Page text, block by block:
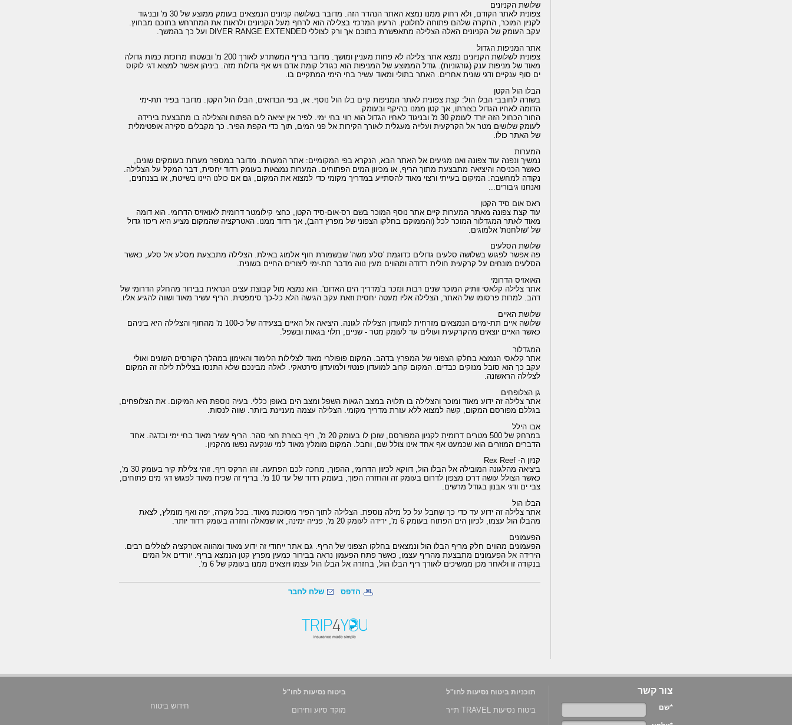
שלושת הקניונים
צפונית לאתר הקודם, ולא רחוק ממנו נמצא האתר הנהדר הזה. מדובר בשלושה קניונים הנמצאים בעומק ממוצע של 30 מ' ובניגוד
לקניון המוכר, התקרה שלהם פתוחה לחלוטין. הרעיון המרכזי בצלילה הוא לרחף מעל הקניונים ולראות את המתרחש בתוכם מבחוץ.
עקב העומק של הקניונים האלה הצלילה מתאפשרת בתוכם אך ורק לצוללי DIVER RANGE EXTENDED ועל כך בהמשך.
אתר המניפות הגדול
צפונית לשלושת הקניונים נמצא אתר צלילה לא פחות מעניין ומושך. מדובר בריף המשתרע לאורך 200 מ' ובשטחו מרוכזת כמות גדולה
מאוד של מניפות ענק (גורגוניות). גודל הממוצע של המניפות הוא כגודל קומת אדם ויש אף גדולות מזה. ביניהן אפשר למצוא דגי לוקוס
ים סוף ענקיים ודגי שונית אחרים. האתר בתולי ומאוד עשיר בחי הימי המתקיים בו.
הבלו הול הקטן
בשורה לחובבי הבלו הול: קצת צפונית לאתר המניפות קיים בלו הול נוסף. או, בפי הבדואים, הבלו הול הקטן. מדובר בפיר תת-ימי
הדומה לאחיו הגדול בצורתו, אך קטן ממנו בהיקף ובעומק.
החור הכחול הזה יורד לעומק 30 מ' ובניגוד לאחיו הגדול הוא רווי בחי ימי. לפיר אין יציאה לים הפתוח והצלילה בו מתבצעת בירידה
לעומק שלושים מטר אל הקרקעית ועלייה מעגלית לאורך הקירות אל פני המים, תוך כדי הקפת הפיר. כך מקבלים סקירה אופטימלית
של האתר כולו.
המערות
נמשיך ונפנה עוד צפונה ואנו מגיעים אל האתר הבא, הנקרא בפי המקומיים: אתר המערות. מדובר במספר מערות בעומקים שונים,
כאשר הכניסה והיציאה מתבצעת מתוך הריף, או מכיוון המים הפתוחים. המערות נמצאות בעומק רדוד יחסית, דבר המקל על הצלילה.
נקודה למחשבה: המיקום בעייתי ורצוי מאוד להסתייע במדריך מקומי כדי למצוא את המקום, גם אם כולנו היינו בשייטת, או בצנחנים,
ואנחנו גיבורים...
ראס אום סיד הקטן
עוד קצת צפונה מאתר המערות קיים אתר נוסף המוכר בשם רס-אום-סיד הקטן, כחצי קילומטר דרומית לאואזיס הדרומי. הוא דומה
מאוד לאתר המגדלור המוכר לכל (והממוקם בחלקו הצפוני של מפרץ דהב), אך רדוד ממנו. האטרקציה שהמקום מציע היא ריכוז גדול
של 'שולחנות' אלמוגים.
שלושת הסלעים
פה אפשר לפגוש בשלושה סלעים גדולים כדוגמת 'סלע משה' שבשמורת חוף אלמוג באילת. הצלילה מתבצעת מסלע אל סלע, כאשר
הסלעים מונחים על קרקעית חולית רדודה ומהווים מעין נווה מדבר תת-ימי ליצורים החיים בשונית.
האואזיס הדרומי
אתר צלילה קלאסי וותיק המוכר שנים רבות ונזכר ב'מדריך הים האדום'. הוא נמצא מול קבוצת עצים הנראית בבירור מהחלק הדרומי של
דהב. למרות פרסומו של האתר, הצלילה אליו מעטה יחסית וזאת עקב הגישה הלא כל-כך סימפטית. הריף עשיר מאוד ושווה להגיע אליו.
שלושת האיים
שלושה איים תת-ימיים הנמצאים מזרחית למועדון הצלילה לגונה. היציאה אל האיים בצעידה של כ-100 מ' מהחוף והצלילה היא ביניהם
כאשר האיים יוצאים מהקרקעית ועולים עד לעומק מטר - שניים, תלוי בגאות ובשפל.
המגדלור
אתר קלאסי הנמצא בחלקו הצפוני של המפרץ בדהב. המקום פופולרי מאוד לצלילות הלימוד והאימון במהלך הקורסים השונים ואולי
עקב כך הוא סובל מנזקים כבדים. המקום קרוב למועדון פנטזי ולמועדון סירטאקי. לאלה מבינכם שלא התנסו בצלילת לילה זה המקום
לצלילה הראשונה.
גן הצלופחים
אתר צלילה זה ידוע מאוד ומוכר והצלילה בו תלויה במצב הגאות השפל ומצב הים באופן כללי. בעיה נוספת היא המיקום. את הצלופחים,
בגללם מפורסם המקום, קשה למצוא ללא עזרת מדריך מקומי. הצלילה עצמה מעניינת ביותר. שווה לנסות.
אבו הילל
במרחק של 500 מטרים דרומית לקניון המפורסם, שוכן לו בעומק 20 מ', ריף בצורת חצי סהר. הריף עשיר מאוד בחי ימי ובדגה. אחד
הדברים המוזרים הוא שכמעט אף אחד אינו צולל שם, וחבל. המקום מומלץ מאוד למי שנקעה נפשו מהקניון.
קניון ה- Rex Reef
ביציאה מהלגונה המובילה אל הבלו הול, דווקא לכיוון הדרומי, ההפוך, מחכה לכם הפתעה. זהו הרקס ריף. זוהי צלילת קיר בעומק 30 מ',
כאשר הצולל עושה דרכו מצפון לדרום בעומק זה והחזרה הפוך, בעומק רדוד של עד 10 מ'. בריף זה שכיח מאוד לפגוש דגי מים פתוחים,
צבי ים ודגי אבנון בגודל מרשים.
הבלו הול
אתר צלילה זה ידוע עד כדי כך שחבל על כל מילה נוספת. הצלילה לתוך הפיר מסוכנת מאוד. בכל מקרה, יפה ואף מומלץ, לצאת
מהבלו הול עצמו, לכיוון הים הפתוח בעומק 6 מ', ירידה לעומק 20 מ', פנייה ימינה, או שמאלה וחזרה בעומק רדוד יותר.
הפעמונים
הפעמונים מהווים חלק מריף הבלו הול ונמצאים בחלקו הצפוני של הריף. גם אתר ייחודי זה ידוע מאוד ומהווה אטרקציה לצוללים רבים.
הירידה אל הפעמונים מתבצעת מהריף עצמו, כאשר פתח הפעמון נראה בבירור כמעין מפרץ קטן הנמצא בריף. יורדים אל המים
בנקודה זו ולאחר מכן ממשיכים לאורך ריף הבלו הול, בחזרה אל הבלו הול עצמו ויוצאים ממנו בעומק של 6 מ'.
הדפס שלח לחבר
צור קשר
*שם
תוכניות ביטוח נסיעות לחו''ל ביטוח נסיעות לחו"ל
ביטוח נסיעות TRAVEL תייר מוקד סיוע וחירום חידוש ביטוח